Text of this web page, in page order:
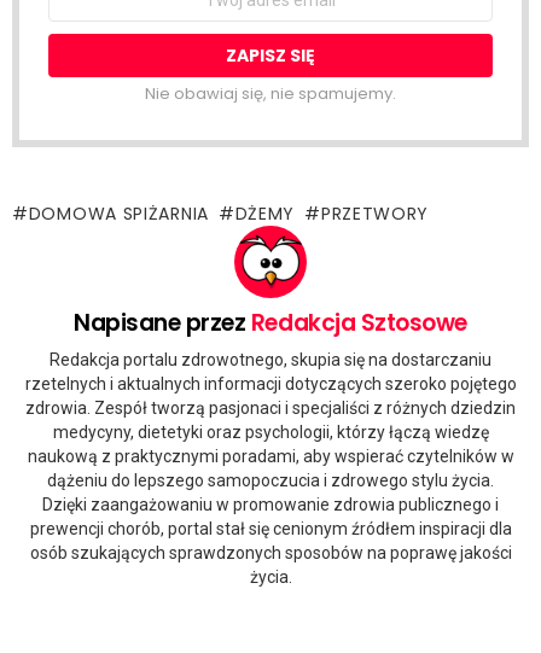
Nie obawiaj się, nie spamujemy.
DOMOWA SPIŻARNIA DŻEMY PRZETWORY
Napisane przez Redakcja Sztosowe
Redakcja portalu zdrowotnego, skupia się na dostarczaniu
rzetelnych i aktualnych informacji dotyczących szeroko pojętego
zdrowia. Zespół tworzą pasjonaci i specjaliści z różnych dziedzin
medycyny, dietetyki oraz psychologii, którzy łączą wiedzę
naukową z praktycznymi poradami, aby wspierać czytelników w
dążeniu do lepszego samopoczucia i zdrowego stylu życia.
Dzięki zaangażowaniu w promowanie zdrowia publicznego i
prewencji chorób, portal stał się cenionym źródłem inspiracji dla
osób szukających sprawdzonych sposobów na poprawę jakości
życia.